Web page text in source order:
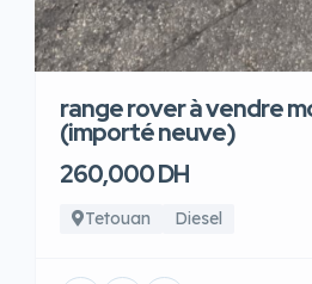
range rover à vendre
(importé neuve)
260,000 DH
Tetouan Diesel